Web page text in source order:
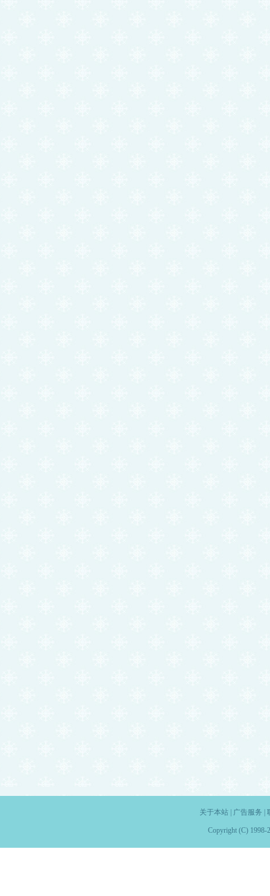
关于本站| 广告服务
Copyright (C) 1998-